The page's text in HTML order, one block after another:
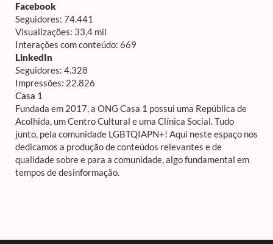
Facebook
Seguidores: 74.441
Visualizações: 33,4 mil
Interações com conteúdo: 669
LinkedIn
Seguidores: 4.328
Impressões: 22.826
Casa 1
Fundada em 2017, a ONG Casa 1 possui uma República de
Acolhida, um Centro Cultural e uma Clínica Social. Tudo
junto, pela comunidade LGBTQIAPN+! Aqui neste espaço nos
dedicamos a produção de conteúdos relevantes e de
qualidade sobre e para a comunidade, algo fundamental em
tempos de desinformação.